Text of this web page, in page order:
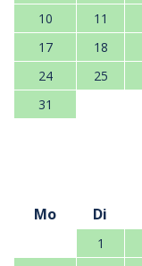
10
11
17
18
24
25
31
Mo
Di
1